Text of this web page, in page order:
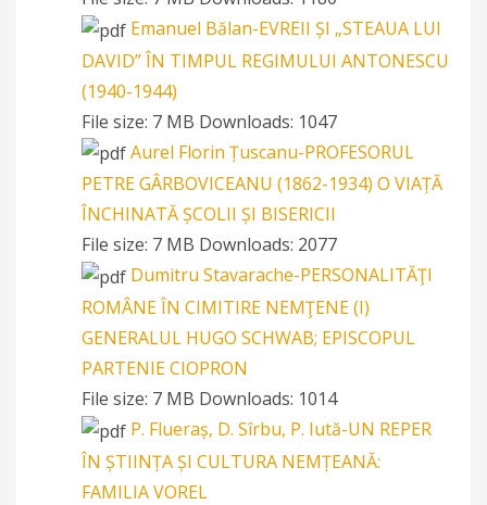
Emanuel Bălan-EVREII ȘI „STEAUA LUI
DAVID” ÎN TIMPUL REGIMULUI ANTONESCU
(1940-1944)
File size: 7 MB Downloads: 1047
Aurel Florin Țuscanu-PROFESORUL
PETRE GÂRBOVICEANU (1862-1934) O VIAȚĂ
ÎNCHINATĂ ȘCOLII ȘI BISERICII
File size: 7 MB Downloads: 2077
Dumitru Stavarache-PERSONALITĂŢI
ROMÂNE ÎN CIMITIRE NEMŢENE (I)
GENERALUL HUGO SCHWAB; EPISCOPUL
PARTENIE CIOPRON
File size: 7 MB Downloads: 1014
P. Flueraș, D. Sîrbu, P. Iută-UN REPER
ÎN ȘTIINȚA ȘI CULTURA NEMȚEANĂ:
FAMILIA VOREL